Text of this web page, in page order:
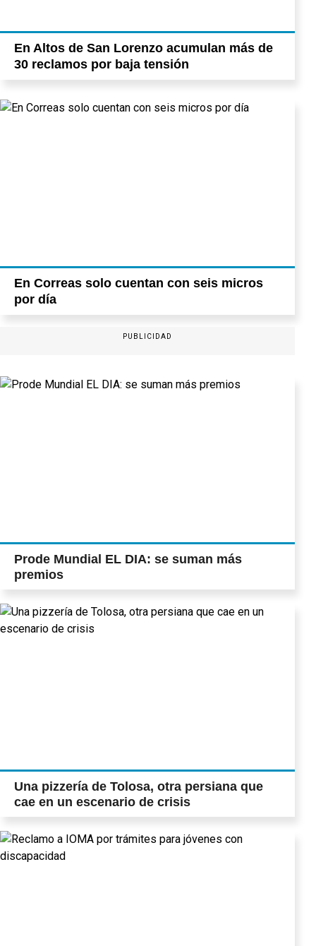
En Altos de San Lorenzo acumulan más de
30 reclamos por baja tensión
En Correas solo cuentan con seis micros
por día
PUBLICIDAD
Prode Mundial EL DIA: se suman más
premios
Una pizzería de Tolosa, otra persiana que
cae en un escenario de crisis